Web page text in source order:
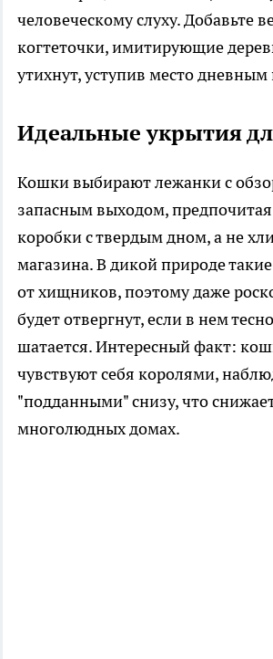
человеческому слуху. Добавьте
когтеточки, имитирующие
утихнут, уступив место
Идеальные укрытия
Кошки выбирают лежанки с
запасным выходом,
коробки с твердым дном, а не
магазина. В дикой природе
от хищников, поэтому даже
будет отвергнут, если в нем
шатается. Интересный факт:
чувствуют себя королями,
"подданными" снизу, что снижает
многолюдных домах.